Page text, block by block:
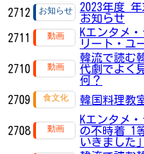
2712
2023年度
お知らせ
2711
Kエンタメ
リート・ユ
2710
韓流で読む
代劇でよく
何？
2709 韓国料理教
2708
Kエンタメ
の不時着 1
いきました」